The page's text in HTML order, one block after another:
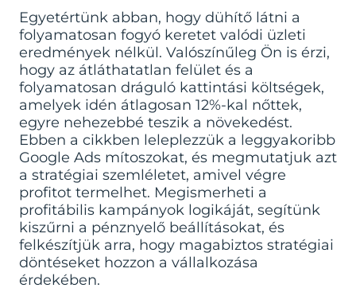
Egyetértünk abban, hogy dühítő látni a
folyamatosan fogyó keretet valódi üzleti
eredmények nélkül. Valószínűleg Ön is érzi,
hogy az átláthatatlan felület és a
folyamatosan dráguló kattintási költségek,
amelyek idén átlagosan 12%-kal nőttek,
egyre nehezebbé teszik a növekedést.
Ebben a cikkben leleplezzük a leggyakoribb
Google Ads mítoszokat, és megmutatjuk azt
a stratégiai szemléletet, amivel végre
profitot termelhet. Megismerheti a
profitábilis kampányok logikáját, segítünk
kiszűrni a pénznyelő beállításokat, és
felkészítjük arra, hogy magabiztos stratégiai
döntéseket hozzon a vállalkozása
érdekében.